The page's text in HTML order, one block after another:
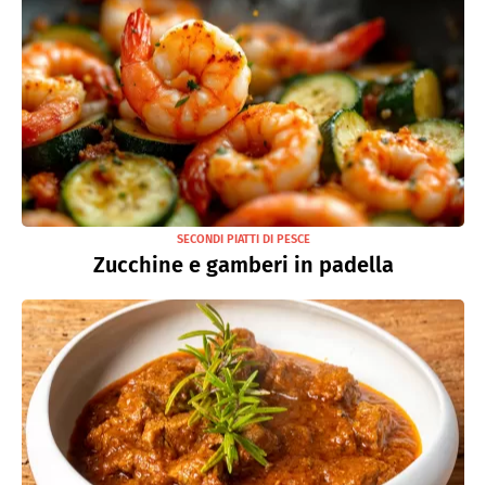
SECONDI PIATTI DI PESCE
Zucchine e gamberi in padella